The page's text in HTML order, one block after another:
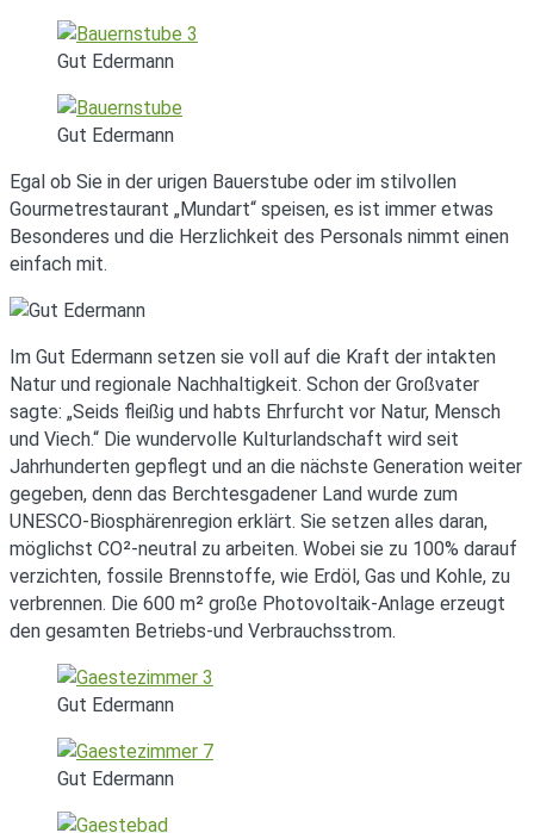
Gut Edermann
Gut Edermann
Egal ob Sie in der urigen Bauerstube oder im stilvollen
Gourmetrestaurant „Mundart“ speisen, es ist immer etwas
Besonderes und die Herzlichkeit des Personals nimmt einen
einfach mit.
Im Gut Edermann setzen sie voll auf die Kraft der intakten
Natur und regionale Nachhaltigkeit. Schon der Großvater
sagte: „Seids fleißig und habts Ehrfurcht vor Natur, Mensch
und Viech.“ Die wundervolle Kulturlandschaft wird seit
Jahrhunderten gepflegt und an die nächste Generation weiter
gegeben, denn das Berchtesgadener Land wurde zum
UNESCO-Biosphärenregion erklärt. Sie setzen alles daran,
möglichst CO²-neutral zu arbeiten. Wobei sie zu 100% darauf
verzichten, fossile Brennstoffe, wie Erdöl, Gas und Kohle, zu
verbrennen. Die 600 m² große Photovoltaik-Anlage erzeugt
den gesamten Betriebs-und Verbrauchsstrom.
Gut Edermann
Gut Edermann